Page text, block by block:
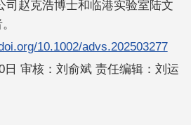
司赵克浩博士和临港实验室陆文
10.1002/advs.202503277
日 审核：刘俞斌 责任编辑：刘运